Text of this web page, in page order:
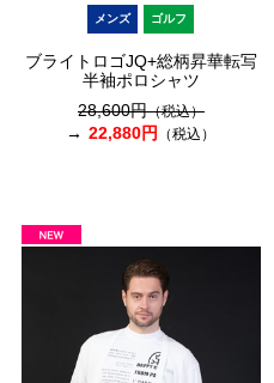
メンズ ゴルフ
ブライトロゴJQ+総柄昇華転写
半袖ポロシャツ
28,600円（税込）
22,880円 （税込）